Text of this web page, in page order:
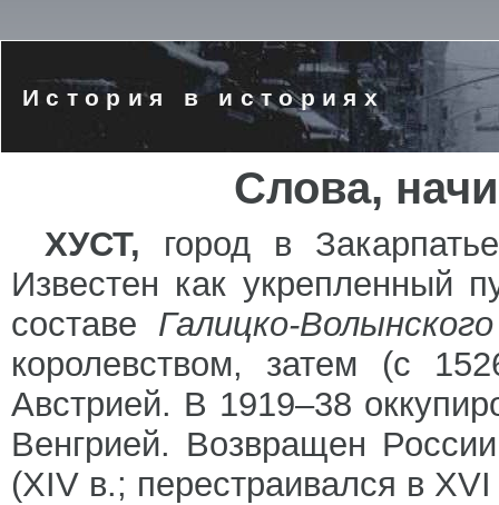
История в историях
Слова,
ХУСТ, город в
Известен как укрепленный
составе Галицко-
королевством, затем (с
Австрией. В 1919–38
Венгрией. Возвращен
(XIV в.; перестраивался в